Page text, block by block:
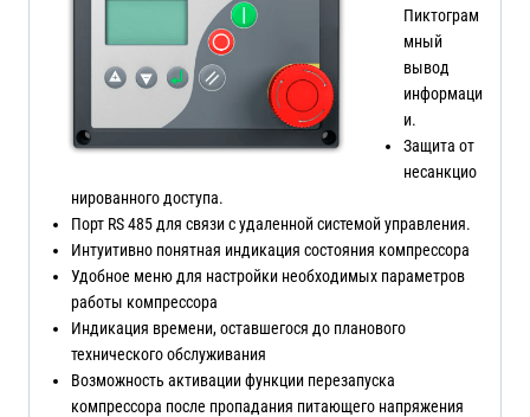
Пиктограм
мный
вывод
информаци
и.
Защита от
несанкцио
нированного доступа.
Порт RS 485 для связи с удаленной системой управления.
Интуитивно понятная индикация состояния компрессора
Удобное меню для настройки необходимых параметров
работы компрессора
Индикация времени, оставшегося до планового
технического обслуживания
Возможность активации функции перезапуска
компрессора после пропадания питающего напряжения